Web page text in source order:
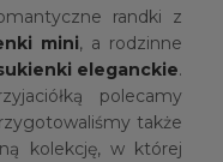
randki z
mini, a rodzinne
eleganckie.
polecamy
także
kolekcję, w której